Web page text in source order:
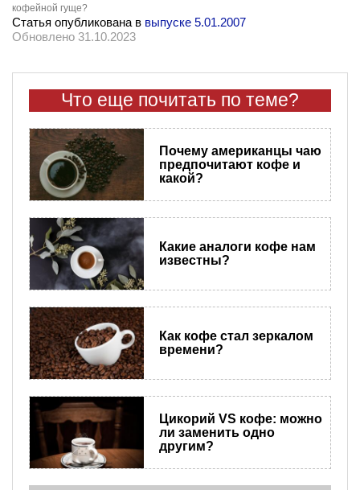
кофейной гуще?
Статья опубликована в выпуске 5.01.2007
Обновлено 31.10.2023
Что еще почитать по теме?
Почему американцы чаю
предпочитают кофе и
какой?
Какие аналоги кофе нам
известны?
Как кофе стал зеркалом
времени?
Цикорий VS кофе: можно
ли заменить одно
другим?